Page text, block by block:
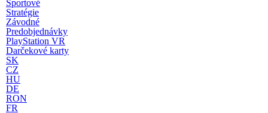
Športové
Stratégie
Závodné
Predobjednávky
PlayStation VR
Darčekové karty
SK
CZ
HU
DE
RON
FR